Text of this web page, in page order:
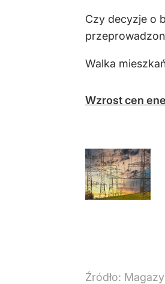
Czy decyzje o
Walka
Wzrost cen
Źródło: